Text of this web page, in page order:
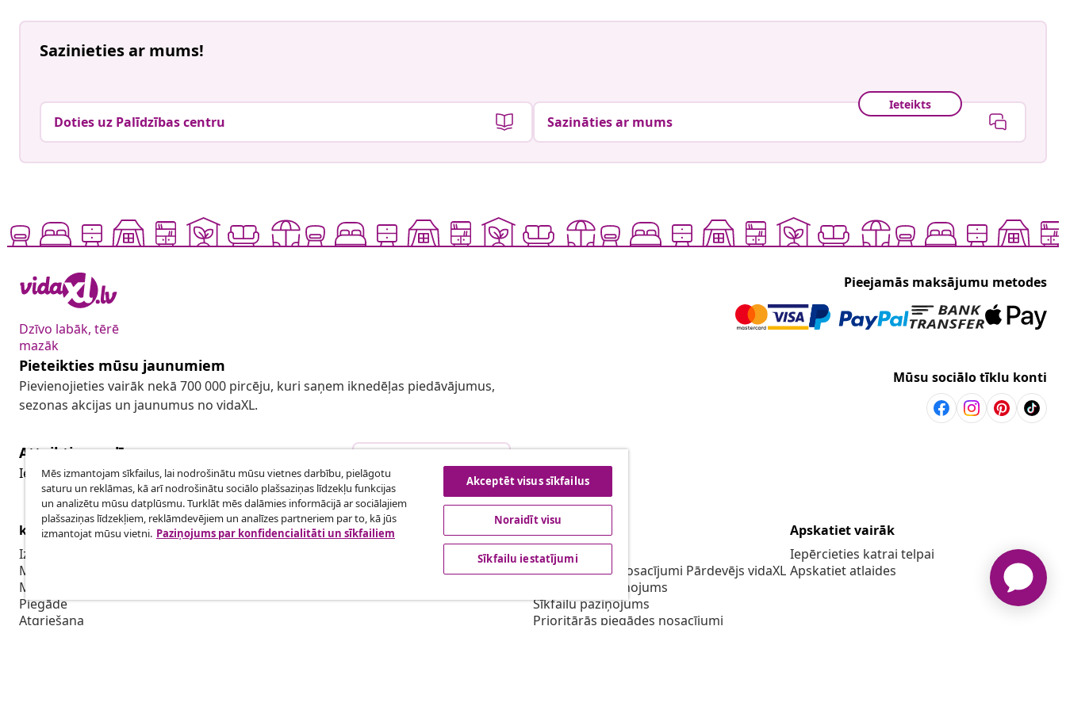
Sazinieties ar mums!
Doties uz Palīdzības centru
Ieteikts
Sazināties ar mums
Dzīvo labāk, tērē
mazāk
Pieejamās maksājumu metodes
Pieteikties mūsu jaunumiem
Pievienojieties vairāk nekā 700 000 pircēju, kuri saņem iknedēļas piedāvājumus,
sezonas akcijas un jaunumus no vidaXL.
Mūsu sociālo tīklu konti
Atteikties no līguma
Iesniegt pieprasījumu par atteikšanos no pasūtījuma.
Atteikties no līguma
klientu apkalpoanaš
Izsekot savu pasūtījumu
Mans konts
Maksājums
Piegāde
Atgriešana
Uzņēmējdarbība
vidaXL
Par vidaXL
Noteikumi un nosacījumi Pārdevējs vidaXL
Privātuma paziņojums
Sīkfailu paziņojums
Prioritārās piegādes nosacījumi
Apskatiet vairāk
Iepērcieties katrai telpai
Apskatiet atlaides
Mēs izmantojam sīkfailus, lai nodrošinātu mūsu vietnes darbību, pielāgotu
saturu un reklāmas, kā arī nodrošinātu sociālo plašsaziņas līdzekļu funkcijas
un analizētu mūsu datplūsmu. Turklāt mēs dalāmies informācijā ar sociālajiem
plašsaziņas līdzekļiem, reklāmdevējiem un analīzes partneriem par to, kā jūs
izmantojat mūsu vietni. Paziņojums par konfidencialitāti un sīkfailiem
Akceptēt visus sīkfailus
Noraidīt visu
Sīkfailu iestatījumi